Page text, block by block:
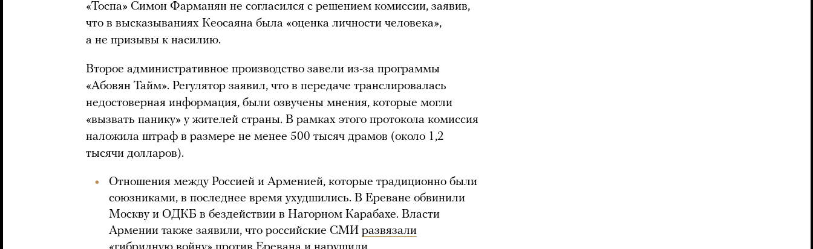
«Тоспа» Симон Фарманян не согласился с решением комиссии, заявив,
что в высказываниях Кеосаяна была «оценка личности человека»,
а не призывы к насилию.
Второе административное производство завели из-за программы
«Абовян Тайм». Регулятор заявил, что в передаче транслировалась
недостоверная информация, были озвучены мнения, которые могли
«вызвать панику» у жителей страны. В рамках этого протокола комиссия
наложила штраф в размере не менее 500 тысяч драмов (около 1,2
тысячи долларов).
Отношения между Россией и Арменией, которые традиционно были
союзниками, в последнее время ухудшились. В Ереване обвинили
Москву и ОДКБ в бездействии в Нагорном Карабахе. Власти
Армении также заявили, что российские СМИ развязали